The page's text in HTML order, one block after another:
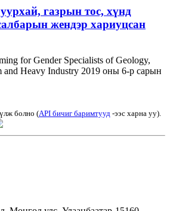
газрын тос, хүнд
жендэр хариуцсан
for Gender Specialists of Geology,
and Heavy Industry 2019 оны 6-р сарын
болно (API бичиг баримтууд -ээс харна уу).